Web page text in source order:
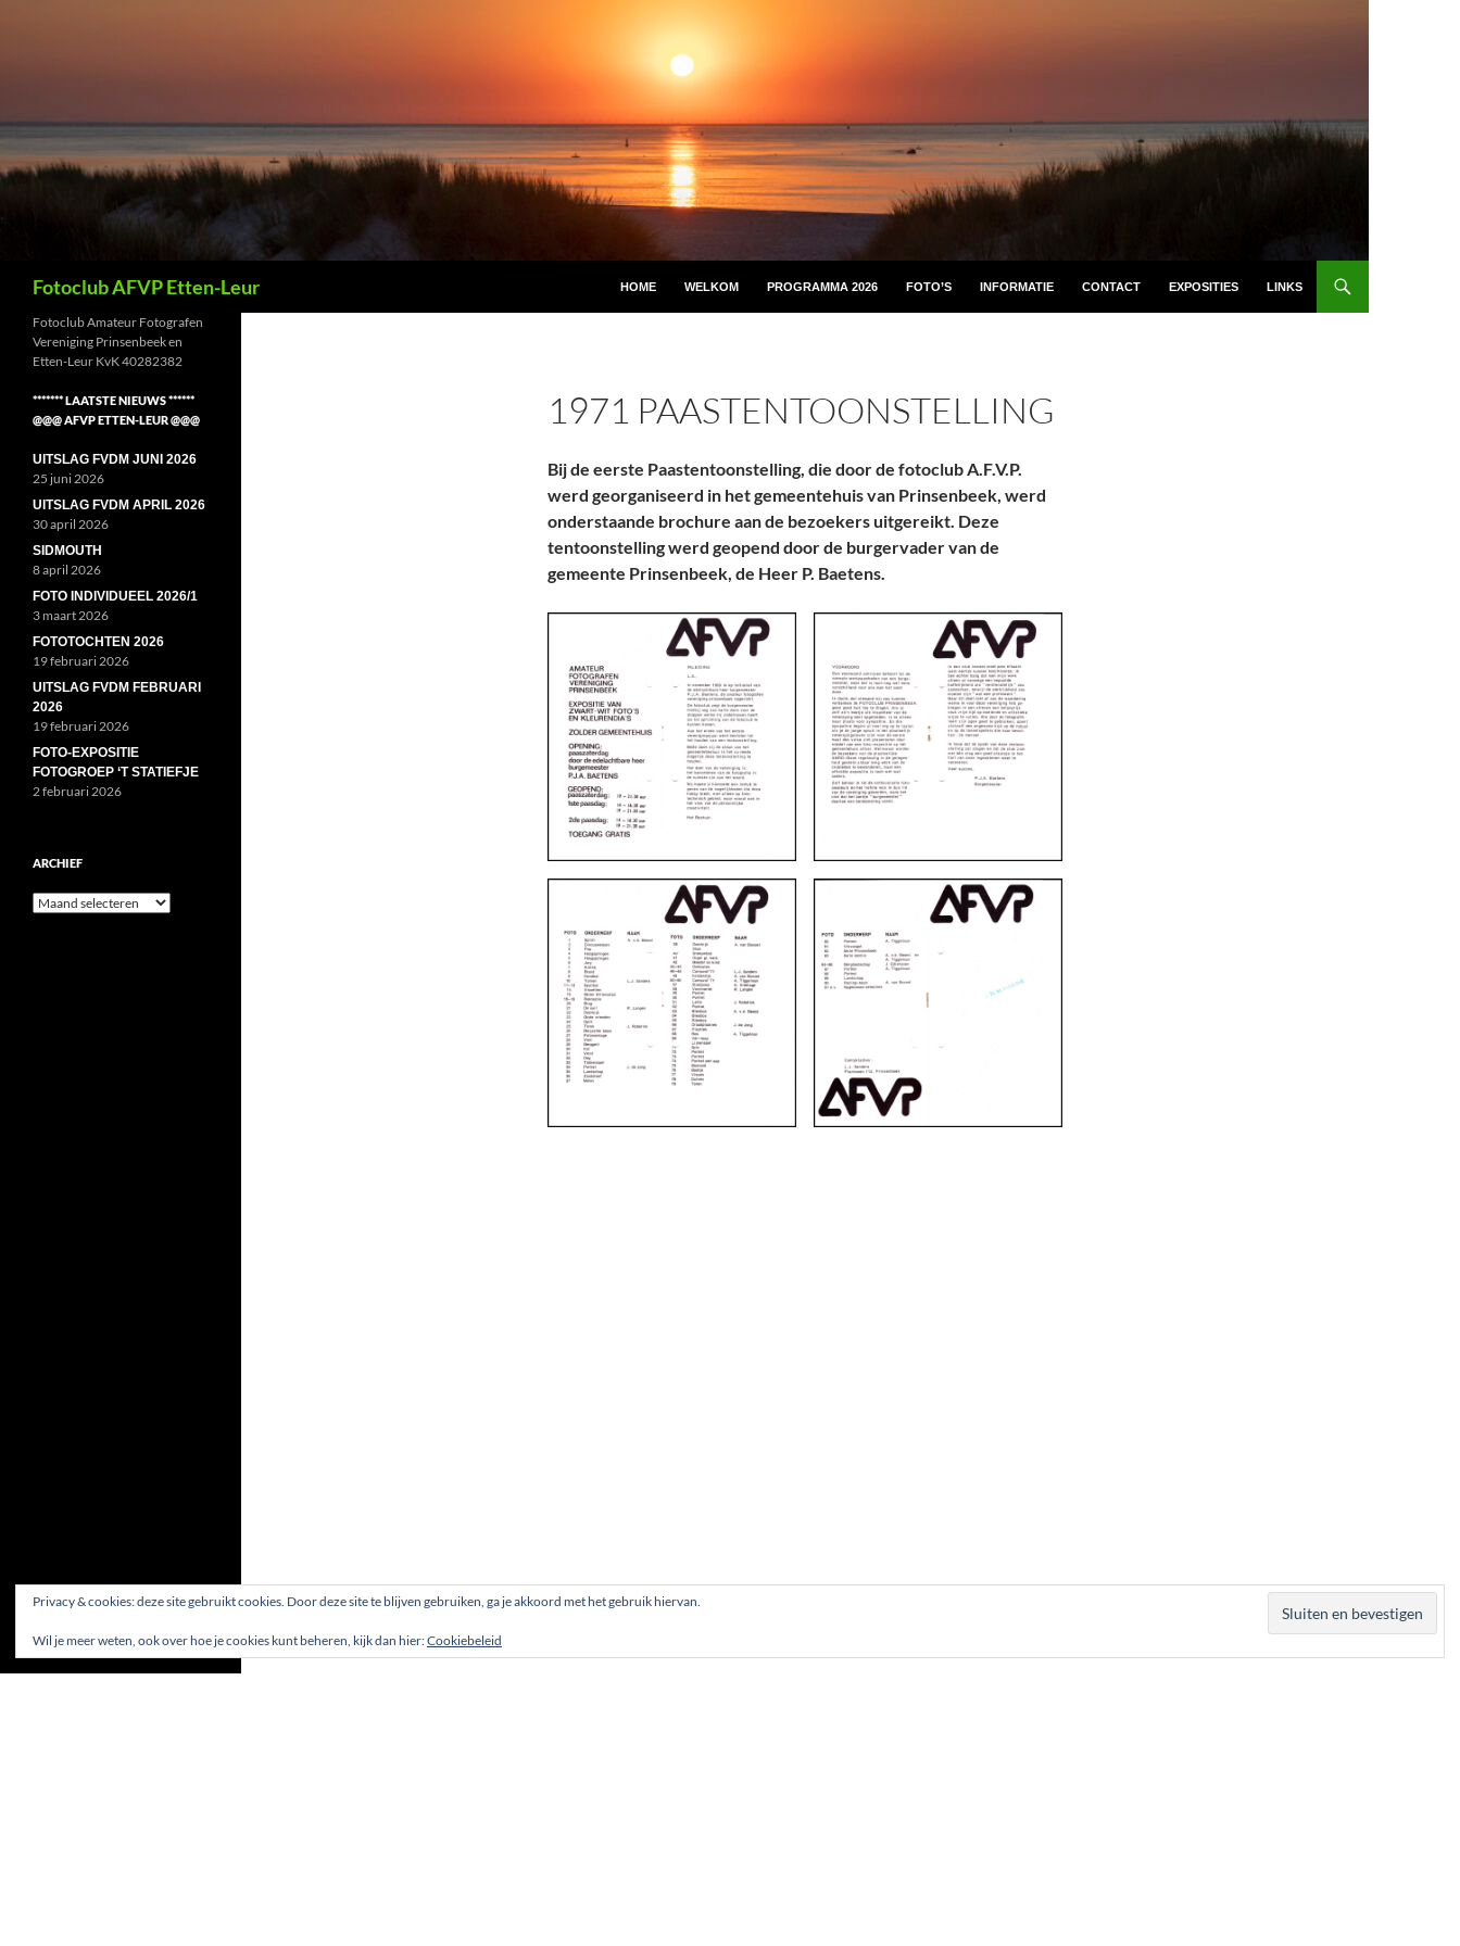
Fotoclub AFVP Etten-Leur HOME WELKOM PROGRAMMA 2026 FOTO’S INFORMATIE CONTACT EXPOSITIES LINKS
1971 PAASTENTOONSTELLING
Bij de eerste Paastentoonstelling, die door de fotoclub A.F.V.P.
werd georganiseerd in het gemeentehuis van Prinsenbeek, werd
onderstaande brochure aan de bezoekers uitgereikt. Deze
tentoonstelling werd geopend door de burgervader van de
gemeente Prinsenbeek, de Heer P. Baetens.
Fotoclub Amateur Fotografen
Vereniging Prinsenbeek en
Etten-Leur KvK 40282382
******* LAATSTE NIEUWS ******
@@@ AFVP ETTEN-LEUR @@@
UITSLAG FVDM JUNI 2026
25 juni 2026
UITSLAG FVDM APRIL 2026
30 april 2026
SIDMOUTH
8 april 2026
FOTO INDIVIDUEEL 2026/1
3 maart 2026
FOTOTOCHTEN 2026
19 februari 2026
UITSLAG FVDM FEBRUARI
2026
19 februari 2026
FOTO-EXPOSITIE
FOTOGROEP ‘T STATIEFJE
2 februari 2026
ARCHIEF
Archief
Privacy & cookies: deze site gebruikt cookies. Door deze site te blijven gebruiken, ga je akkoord met het gebruik hiervan.
Wil je meer weten, ook over hoe je cookies kunt beheren, kijk dan hier:Cookiebeleid